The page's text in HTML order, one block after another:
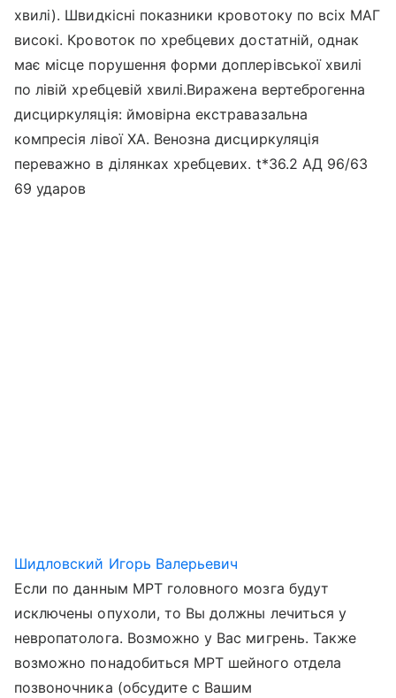
хвилі). Швидкісні показники кровотоку по всіх МАГ
високі. Кровоток по хребцевих достатній, однак
має місце порушення форми доплерівської хвилі
по лівій хребцевій хвилі.Виражена вертеброгенна
дисциркуляція: ймовірна екстравазальна
компресія лівої ХА. Венозна дисциркуляція
переважно в ділянках хребцевих. t*36.2 АД 96/63
69 ударов
Шидловский Игорь Валерьевич
Если по данным МРТ головного мозга будут
исключены опухоли, то Вы должны лечиться у
невропатолога. Возможно у Вас мигрень. Также
возможно понадобиться МРТ шейного отдела
позвоночника (обсудите с Вашим